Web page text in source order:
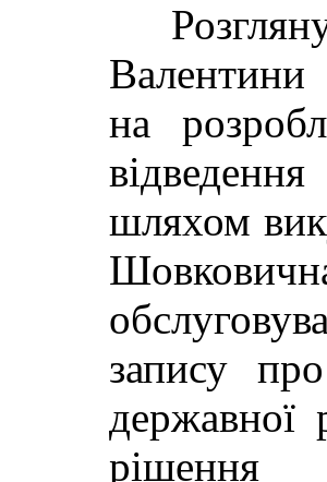
на
шляхом
запису
державної
рішення